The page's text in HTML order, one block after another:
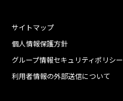
サイトマップ
個人情報保護方針
グループ情報セキュリティポリシー
利用者情報の外部送信について